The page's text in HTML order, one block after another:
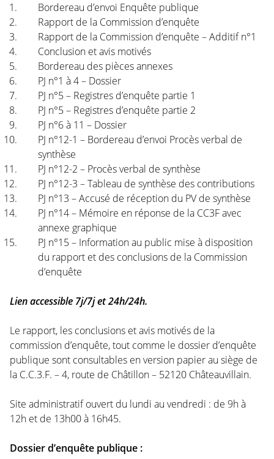
Bordereau d’envoi Enquête publique
Rapport de la Commission d’enquête
Rapport de la Commission d’enquête – Additif n°1
Conclusion et avis motivés
Bordereau des pièces annexes
PJ n°1 à 4 – Dossier
PJ n°5 – Registres d’enquête partie 1
PJ n°5 – Registres d’enquête partie 2
PJ n°6 à 11 – Dossier
PJ n°12-1 – Bordereau d’envoi Procès verbal de
synthèse
PJ n°12-2 – Procès verbal de synthèse
PJ n°12-3 – Tableau de synthèse des contributions
PJ n°13 – Accusé de réception du PV de synthèse
PJ n°14 – Mémoire en réponse de la CC3F avec
annexe graphique
PJ n°15 – Information au public mise à disposition
du rapport et des conclusions de la Commission
d’enquête
Lien accessible 7j/7j et 24h/24h.
Le rapport, les conclusions et avis motivés de la
commission d’enquête, tout comme le dossier d’enquête
publique sont consultables en version papier au siège de
la C.C.3.F. – 4, route de Châtillon – 52120 Châteauvillain.
Site administratif ouvert du lundi au vendredi : de 9h à
12h et de 13h00 à 16h45.
Dossier d’enquête publique :